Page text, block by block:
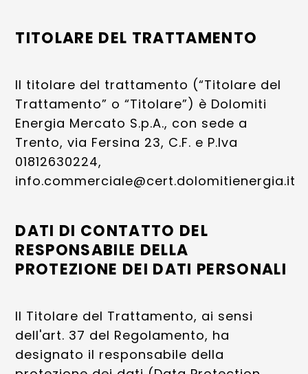
TITOLARE DEL TRATTAMENTO
Il titolare del trattamento (“Titolare del
Trattamento” o “Titolare”) è Dolomiti
Energia Mercato S.p.A., con sede a
Trento, via Fersina 23, C.F. e P.Iva
01812630224,
info.commerciale@cert.dolomitienergia.it
DATI DI CONTATTO DEL
RESPONSABILE DELLA
PROTEZIONE DEI DATI PERSONALI
Il Titolare del Trattamento, ai sensi
dell'art. 37 del Regolamento, ha
designato il responsabile della